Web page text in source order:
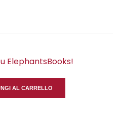
ElephantsBooks!
AL CARRELLO